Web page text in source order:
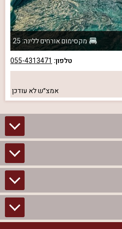
מקסימום אורחים ללינה: 25
טלפון: 055-4313471
אמצ״שלא עודכן